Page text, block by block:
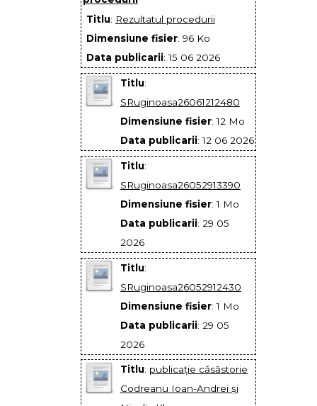
Titlu: Rezultatul procedurii
Dimensiune fisier: 96 Ko
Data publicarii: 15 06 2026
Titlu:
SRuginoasa26061212480
Dimensiune fisier: 12 Mo
Data publicarii: 12 06 2026
Titlu:
SRuginoasa26052913390
Dimensiune fisier: 1 Mo
Data publicarii: 29 05
2026
Titlu:
SRuginoasa26052912430
Dimensiune fisier: 1 Mo
Data publicarii: 29 05
2026
Titlu: publicaţie căsăstorie
Codreanu Ioan-Andrei şi